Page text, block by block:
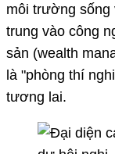
môi trường sống
trung vào công
sản (wealth
là "phòng thí
tương lai.